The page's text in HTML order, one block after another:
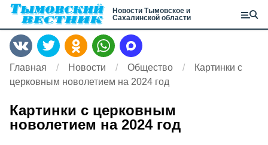
Новости Тымовское и
Сахалинской области
Главная Новости Общество
Картинки с
церковным новолетием на 2024 год
Картинки с церковным
новолетием на 2024 год